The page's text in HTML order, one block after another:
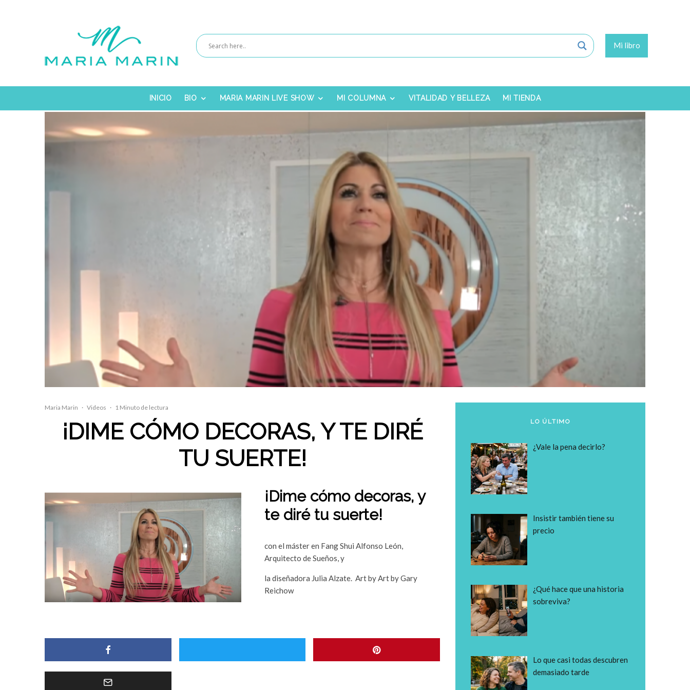
Mi libro
INICIO BIO MARIA MARIN LIVE SHOW MI COLUMNA VITALIDAD Y BELLEZA MI TIENDA
Maria Marin · Videos · 1 Minuto de lectura
¡DIME CÓMO DECORAS, Y TE DIRÉ
TU SUERTE!
¡Dime cómo decoras, y
te diré tu suerte!
con el máster en Fang Shui Alfonso León,
Arquitecto de Sueños, y
la diseñadora Julia Alzate. Art by Art by Gary
Reichow
LO ÚLTIMO
¿Vale la pena decirlo?
Insistir también tiene su
precio
¿Qué hace que una historia
sobreviva?
Lo que casi todas descubren
demasiado tarde